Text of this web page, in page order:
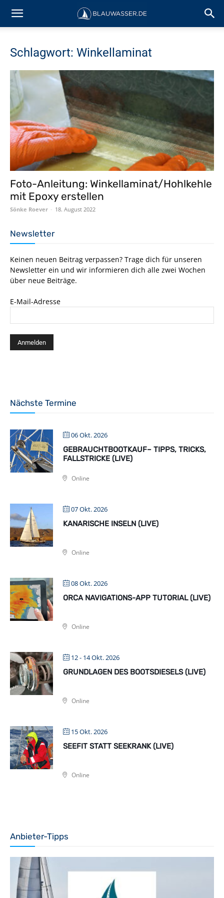
Schlagwort: Winkellaminat
Foto-Anleitung: Winkellaminat/Hohlkehle
mit Epoxy erstellen
Sönke Roever - 18. August 2022
Newsletter
Keinen neuen Beitrag verpassen? Trage dich für unseren
Newsletter ein und wir informieren dich alle zwei Wochen
über neue Beiträge.
E-Mail-Adresse
Nächste Termine
06 Okt. 2026
GEBRAUCHTBOOTKAUF– TIPPS, TRICKS,
FALLSTRICKE (LIVE)
Online
07 Okt. 2026
KANARISCHE INSELN (LIVE)
Online
08 Okt. 2026
ORCA NAVIGATIONS-APP TUTORIAL (LIVE)
Online
12 - 14 Okt. 2026
GRUNDLAGEN DES BOOTSDIESELS (LIVE)
Online
15 Okt. 2026
SEEFIT STATT SEEKRANK (LIVE)
Online
Anbieter-Tipps